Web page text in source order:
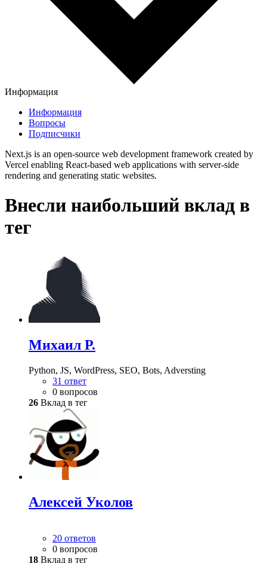
Информация
Информация
Вопросы
Подписчики
Next.js is an open-source web development framework created by
Vercel enabling React-based web applications with server-side
rendering and generating static websites.
Внесли наибольший вклад в
тег
Михаил Р.
Python, JS, WordPress, SEO, Bots, Adversting
31 ответ
0 вопросов
26 Вклад в тег
Алексей Уколов
20 ответов
0 вопросов
18 Вклад в тег